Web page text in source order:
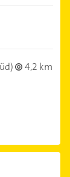
4,2 km